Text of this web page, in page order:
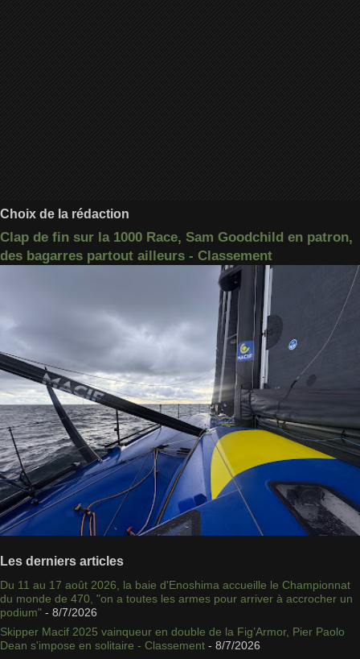
Choix de la rédaction
Clap de fin sur la 1000 Race, Sam Goodchild en patron,
des bagarres partout ailleurs - Classement
Les derniers articles
Du 11 au 17 août 2026, la baie d'Enoshima accueille le Championnat
du monde de 470, "on a toutes les armes pour arriver à accrocher un
podium" - 8/7/2026
Skipper Macif 2025 vainqueur en double de la Fig’Armor, Pier Paolo
Dean s'impose en solitaire - Classement - 8/7/2026